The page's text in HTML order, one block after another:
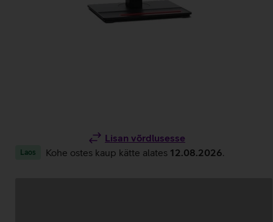
Lisan võrdlusesse
Laos Kohe ostes kaup kätte alates 12.08.2026